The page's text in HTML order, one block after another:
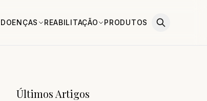
DOENÇAS REABILITAÇÃO PRODUTOS
Últimos Artigos